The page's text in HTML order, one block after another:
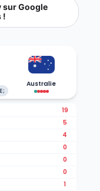
sur Google
!
Australie
19
5
4
0
0
0
1